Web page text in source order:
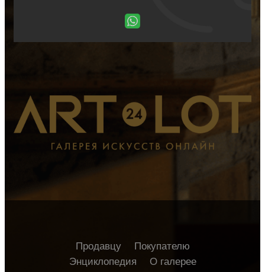
Продавцу
Покупателю
Энциклопедия
О галерее